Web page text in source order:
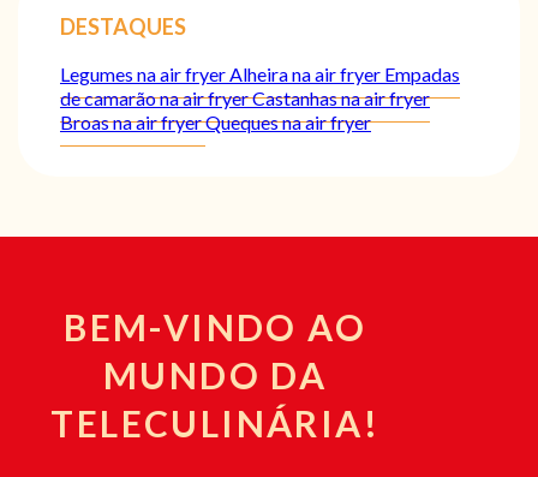
DESTAQUES
Legumes na air fryerAlheira na air fryer Empadas
de camarão na air fryerCastanhas na air fryer
Broas na air fryerQueques na air fryer
BEM-VINDO AO
MUNDO DA
TELECULINÁRIA!